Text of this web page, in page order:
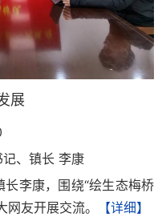
展
、镇长 李康
李康，围绕“绘生态梅桥
友开展交流。
【详细】